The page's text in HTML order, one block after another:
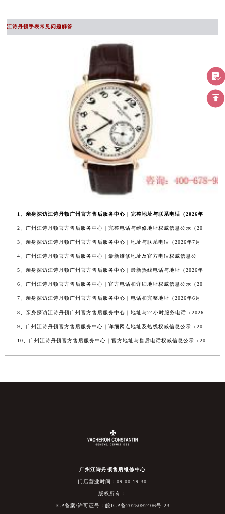
江诗丹顿手表常见问题解答
1、亲身探访江诗丹顿广州官方售后服务中心｜完整地址与联系电话（2026年
2、广州江诗丹顿官方售后服务中心｜完整电话与维修地址权威信息公示（20
3、亲身探访江诗丹顿广州官方售后服务中心｜地址与联系电话（2026年7月
4、广州江诗丹顿官方售后服务中心｜最新维修地址及官方电话权威信息公
5、亲身探访江诗丹顿广州官方售后服务中心｜最新热线电话与地址（2026年
6、广州江诗丹顿官方售后服务中心｜官方电话和详细地址权威信息公示（20
7、亲身探访江诗丹顿广州官方售后服务中心｜电话和完整地址（2026年6月
8、亲身探访江诗丹顿广州官方售后服务中心｜地址与24小时服务电话（2026
9、广州江诗丹顿官方售后服务中心｜详细网点地址及热线权威信息公示（20
10、广州江诗丹顿官方售后服务中心｜官方地址与售后电话权威信息公示（20
广州江诗丹顿售后维修中心
门店营业时间：09:00-19:30
版权所有：
ICP备案/许可证号：皖ICP备2025092406号-23